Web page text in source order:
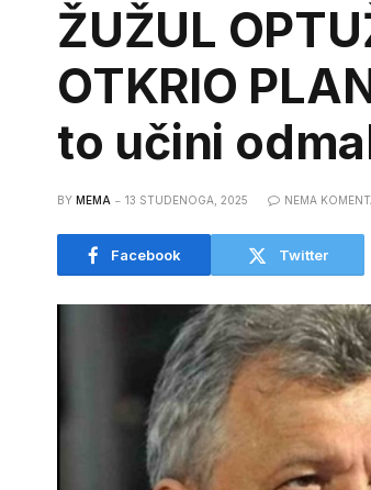
ŽUŽUL
OTKRIO
to učini
BY MEMA 13 STUDENOGA, 2025 NEMA
Facebook Twitter